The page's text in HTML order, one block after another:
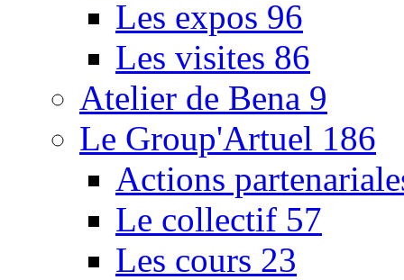
Les expos 96
Les visites 86
Atelier de Bena 9
Le Group'Artuel 186
Actions
Le collectif 57
Les cours 23